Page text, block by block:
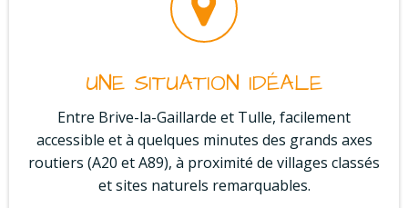
UNE SITUATION IDÉALE
Entre Brive-la-Gaillarde et Tulle, facilement
accessible et à quelques minutes des grands axes
routiers (A20 et A89), à proximité de villages classés
et sites naturels remarquables.